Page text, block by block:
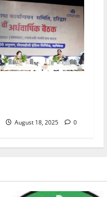
August 18, 2025 0